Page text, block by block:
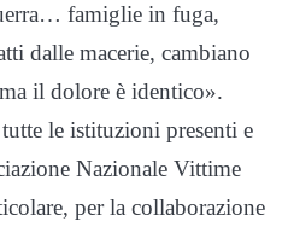
famiglie in fuga,
dalle macerie, cambiano
il dolore è identico».
le istituzioni presenti e
Nazionale Vittime
per la collaborazione